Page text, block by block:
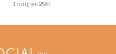
1 กรกฎาคม 2567